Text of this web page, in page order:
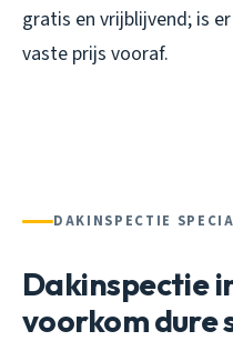
gratis en vrijblijvend; is
vaste prijs vooraf.
DAKINSPECTIE
Dakinspectie
voorkom dure